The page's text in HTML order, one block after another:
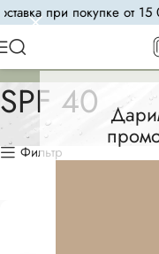
при покупке от 15
SPF 40
Фильтр